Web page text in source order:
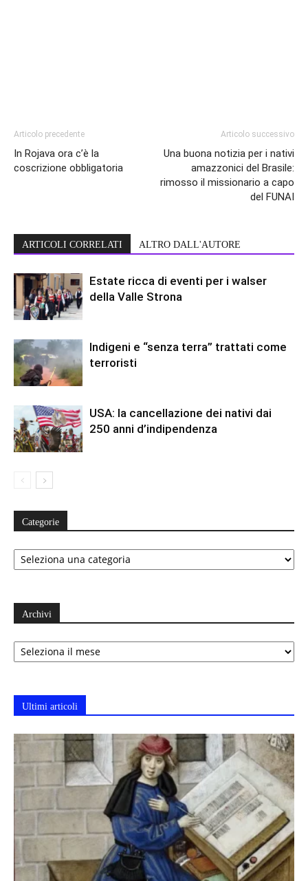
Articolo precedente
In Rojava ora c’è la
coscrizione obbligatoria
Articolo successivo
Una buona notizia per i nativi
amazzonici del Brasile:
rimosso il missionario a capo
del FUNAI
ARTICOLI CORRELATI ALTRO DALL'AUTORE
Estate ricca di eventi per i walser
della Valle Strona
Indigeni e “senza terra” trattati come
terroristi
USA: la cancellazione dei nativi dai
250 anni d’indipendenza
Categorie
Categorie
Archivi
Archivi
Ultimi articoli